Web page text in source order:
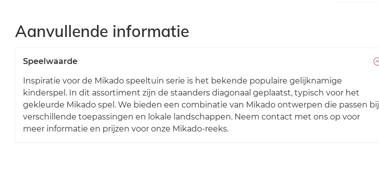
Aanvullende informatie
Speelwaarde
Inspiratie voor de Mikado speeltuin serie is het bekende populaire gelijknamige
kinderspel. In dit assortiment zijn de staanders diagonaal geplaatst, typisch voor het
gekleurde Mikado spel. We bieden een combinatie van Mikado ontwerpen die passen bij
verschillende toepassingen en lokale landschappen. Neem contact met ons op voor
meer informatie en prijzen voor onze Mikado-reeks.